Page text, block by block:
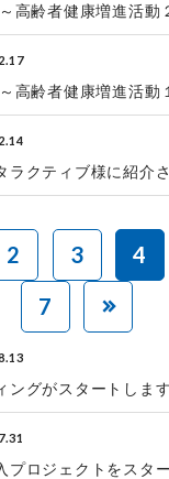
高齢者健康増進活動
高齢者健康増進活動
ラクティブ様に紹介
2 3 4
7
ングがスタートします
プロジェクトをスタ